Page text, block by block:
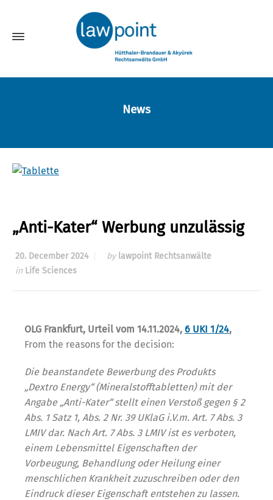
News
„Anti-Kater“ Werbung unzulässig
20. December 2024 by lawpoint Rechtsanwälte
in Life Sciences
OLG Frankfurt, Urteil vom 14.11.2024, 6 UKI 1/24,
From the reasons for the decision:
Die beanstandete Bewerbung des Produkts
„Dextro Energy“ (Mineralstofftabletten) mit der
Angabe „Anti-Kater“ stellt einen Verstoß gegen § 2
Abs. 1 Satz 1, Abs. 2 Nr. 39 UKlaG i.V.m. Art. 7 Abs. 3
LMIV dar. Nach Art. 7 Abs. 3 LMIV ist es verboten,
einem Lebensmittel Eigenschaften der
Vorbeugung, Behandlung oder Heilung einer
menschlichen Krankheit zuzuschreiben oder den
Eindruck dieser Eigenschaft entstehen zu lassen.